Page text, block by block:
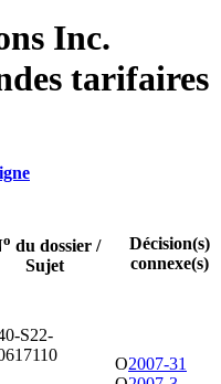
Inc.
tarifaires
o du dossier /
Sujet
Décision(s)
connexe(s)
S22-
O2007-31